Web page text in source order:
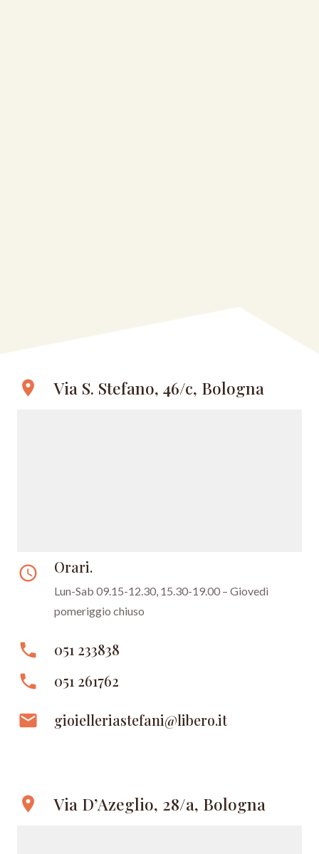
location_on Via S. Stefano, 46/c, Bologna
access_time Orari.
Lun-Sab 09.15-12.30, 15.30-19.00 – Giovedì
pomeriggio chiuso
phone 051 233838
phone 051 261762
email gioielleriastefani@libero.it
location_on Via D’Azeglio, 28/a, Bologna